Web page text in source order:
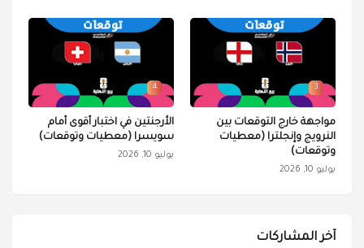
3
مواجهة خارج التوقعات بين
النرويج وإنجلترا (معطيات
وتوقعات)
يوليو 10, 2026
4
الأرجنتين في اختبار أقوى أمام
سويسرا (معطيات وتوقعات)
يوليو 10, 2026
آخر المشاركات